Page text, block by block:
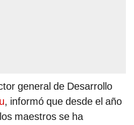
general de Desarrollo
, informó que desde el año
maestros se ha